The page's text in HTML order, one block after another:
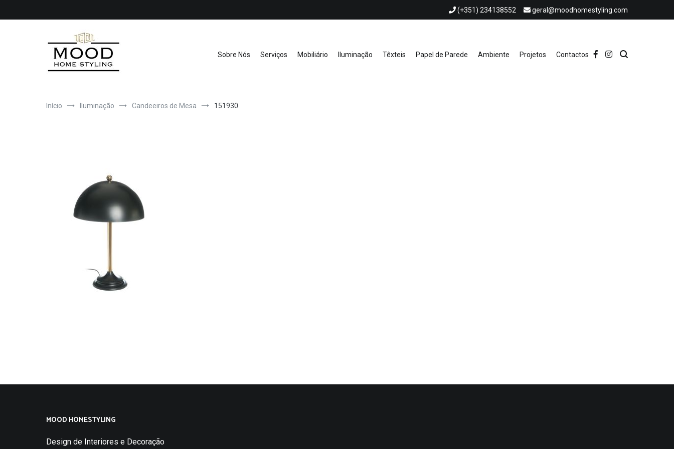
(+351) 234138552 geral@moodhomestyling.com
Sobre Nós Serviços Mobiliário Iluminação Têxteis Papel de Parede Ambiente Projetos Contactos
Início Iluminação Candeeiros de Mesa 151930
MOOD HOMESTYLING
Design de Interiores e Decoração